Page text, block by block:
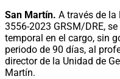
San Martín. A través de la
3556-2023 GRSM/DRE,
temporal en el cargo, sin
periodo de 90 días, al
director de la Unidad de
Martín.